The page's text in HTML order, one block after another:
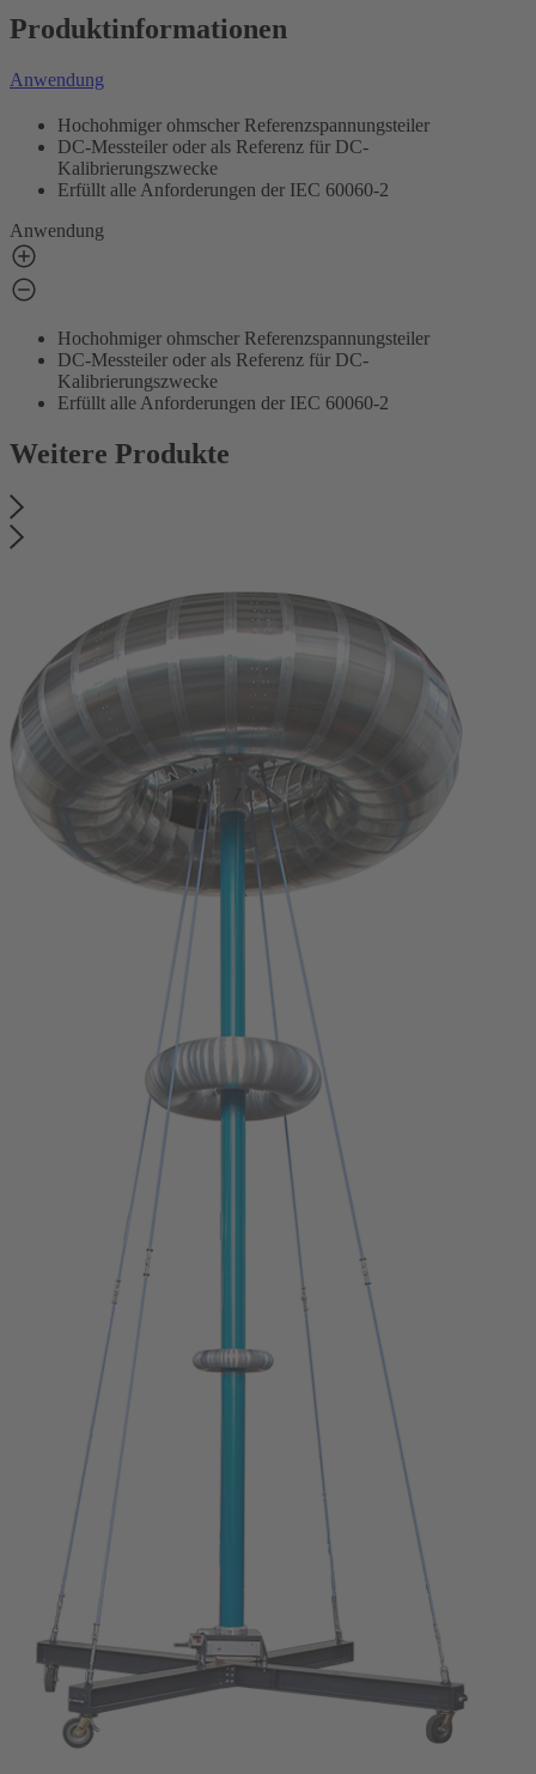
Produktinformationen
Anwendung
Hochohmiger ohmscher Referenzspannungsteiler
DC-Messteiler oder als Referenz für DC-
Kalibrierungszwecke
Erfüllt alle Anforderungen der IEC 60060-2
Anwendung
Hochohmiger ohmscher Referenzspannungsteiler
DC-Messteiler oder als Referenz für DC-
Kalibrierungszwecke
Erfüllt alle Anforderungen der IEC 60060-2
Weitere Produkte